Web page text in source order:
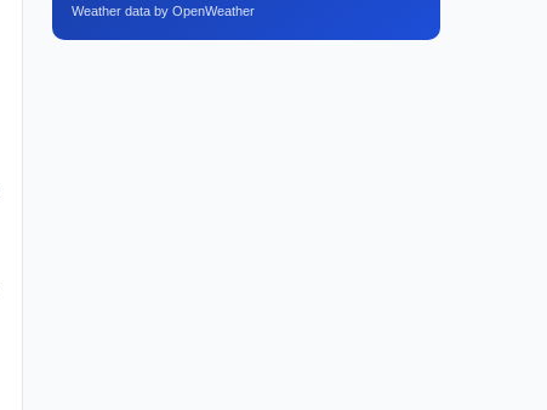
Weather data by OpenWeather